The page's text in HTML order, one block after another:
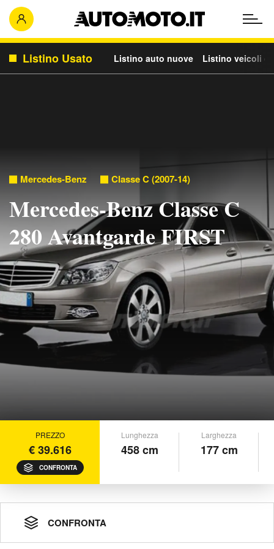
Listino Usato Listino auto nuove Listino veicoli
Mercedes-Benz Classe C (2007-14)
Mercedes-Benz Classe C
280 Avantgarde FIRST
PREZZO
€ 39.616
CONFRONTA
Lunghezza
458 cm
Larghezza
177 cm
CONFRONTA